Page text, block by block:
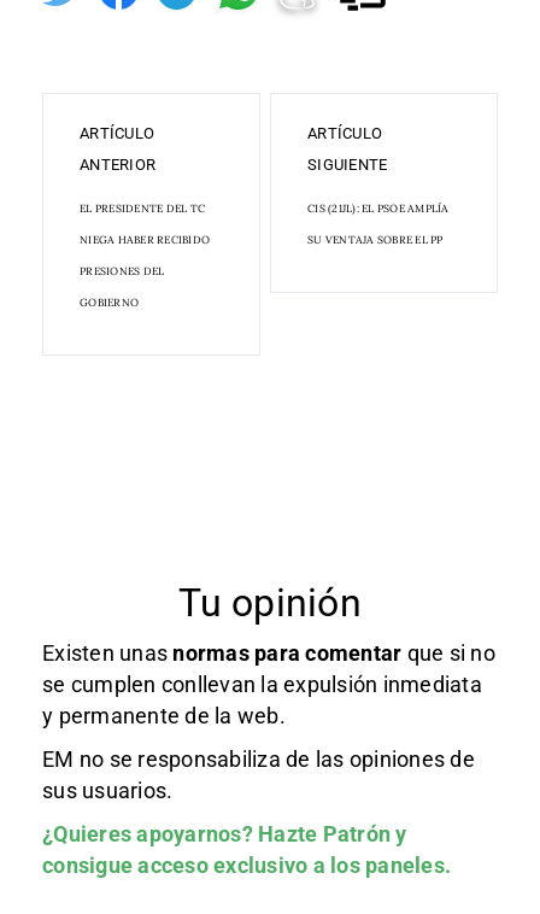
ARTÍCULO
ANTERIOR
EL PRESIDENTE DEL TC
NIEGA HABER RECIBIDO
PRESIONES DEL
GOBIERNO
ARTÍCULO
SIGUIENTE
CIS (21JL): EL PSOE AMPLÍA
SU VENTAJA SOBRE EL PP
Tu opinión
Existen unas normas para comentar que si no
se cumplen conllevan la expulsión inmediata
y permanente de la web.
EM no se responsabiliza de las opiniones de
sus usuarios.
¿Quieres apoyarnos? Hazte Patróny
consigue acceso exclusivo a los paneles.